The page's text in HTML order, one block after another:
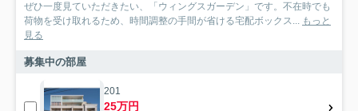
ぜひ一度見ていただきたい、「ウィングスガーデン」です。不在時でも
荷物を受け取れるため、時間調整の手間が省ける宅配ボックス... もっと
見る
募集中の部屋
201
25万円